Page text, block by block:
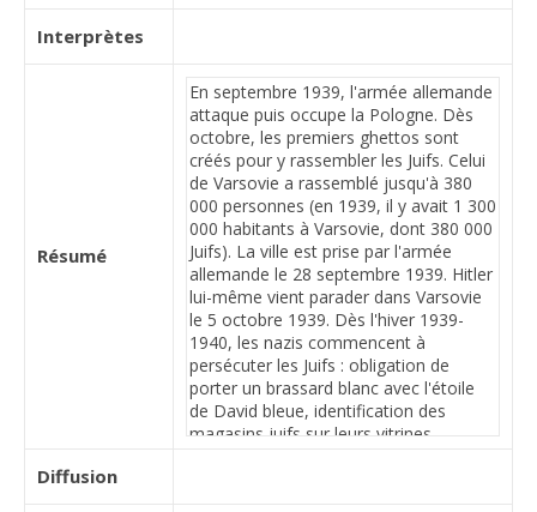
Interprètes
Résumé
Diffusion